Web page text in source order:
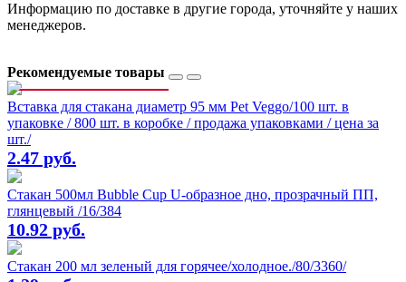
Информацию по доставке в другие города, уточняйте у наших
менеджеров.
Рекомендуемые товары
Вставка для стакана диаметр 95 мм Pet Veggo/100 шт. в
упаковке / 800 шт. в коробке / продажа упаковками / цена за
шт./
2.47 руб.
Стакан 500мл Bubble Cup U-образное дно, прозрачный ПП,
глянцевый /16/384
10.92 руб.
Стакан 200 мл зеленый для горячее/холодное./80/3360/